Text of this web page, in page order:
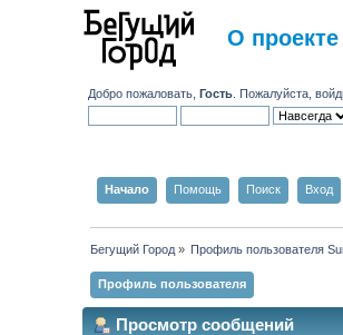
О проекте
Добро пожаловать,Гость . Пожалуйста,
Начало Помощь Поиск Вход
Бегущий Город» Профиль пользователя
Профиль пользователя
Просмотр сообщений